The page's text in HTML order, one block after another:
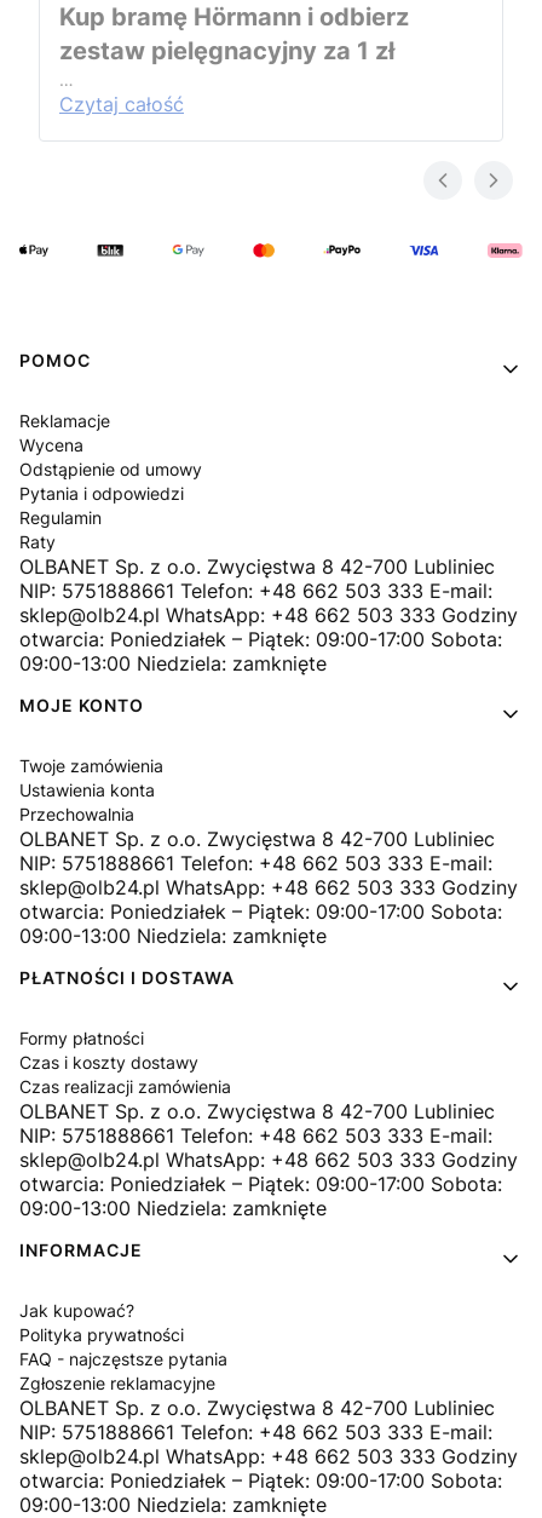
Kup bramę Hörmann i odbierz
zestaw pielęgnacyjny za 1 zł
…
Czytaj całość
Linki w stopce
POMOC
Reklamacje
Wycena
Odstąpienie od umowy
Pytania i odpowiedzi
Regulamin
Raty
OLBANET Sp. z o.o. Zwycięstwa 8 42-700 Lubliniec
NIP: 5751888661 Telefon: +48 662 503 333 E-mail:
sklep@olb24.pl WhatsApp: +48 662 503 333 Godziny
otwarcia: Poniedziałek – Piątek: 09:00-17:00 Sobota:
09:00-13:00 Niedziela: zamknięte
MOJE KONTO
Twoje zamówienia
Ustawienia konta
Przechowalnia
OLBANET Sp. z o.o. Zwycięstwa 8 42-700 Lubliniec
NIP: 5751888661 Telefon: +48 662 503 333 E-mail:
sklep@olb24.pl WhatsApp: +48 662 503 333 Godziny
otwarcia: Poniedziałek – Piątek: 09:00-17:00 Sobota:
09:00-13:00 Niedziela: zamknięte
PŁATNOŚCI I DOSTAWA
Formy płatności
Czas i koszty dostawy
Czas realizacji zamówienia
OLBANET Sp. z o.o. Zwycięstwa 8 42-700 Lubliniec
NIP: 5751888661 Telefon: +48 662 503 333 E-mail:
sklep@olb24.pl WhatsApp: +48 662 503 333 Godziny
otwarcia: Poniedziałek – Piątek: 09:00-17:00 Sobota:
09:00-13:00 Niedziela: zamknięte
INFORMACJE
Jak kupować?
Polityka prywatności
FAQ - najczęstsze pytania
Zgłoszenie reklamacyjne
OLBANET Sp. z o.o. Zwycięstwa 8 42-700 Lubliniec
NIP: 5751888661 Telefon: +48 662 503 333 E-mail:
sklep@olb24.pl WhatsApp: +48 662 503 333 Godziny
otwarcia: Poniedziałek – Piątek: 09:00-17:00 Sobota:
09:00-13:00 Niedziela: zamknięte